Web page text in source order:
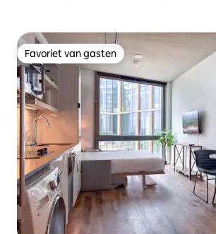
Favoriet van gasten
Favoriet van gasten